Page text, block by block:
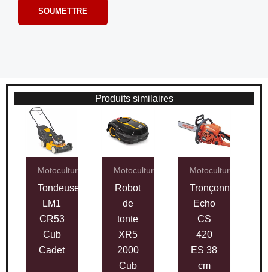
Produits similaires
Motoculture
Tondeuse
LM1
CR53
Cub
Cadet
Motoculture
Robot
de
tonte
XR5
2000
Cub
Motoculture
Tronçonneuse
Echo
CS
420
ES 38
cm